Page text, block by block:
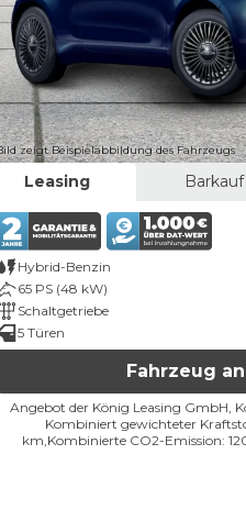
zeigt Beispielabbildung des Fahrzeugs
Leasing Barkauf
Hybrid-Benzin
65 PS (48 kW)
Schaltgetriebe
5 Türen
Fahrzeug
Angebot der König Leasing GmbH,
Kombiniert gewichteter
km, Kombinierte CO2-Emission: